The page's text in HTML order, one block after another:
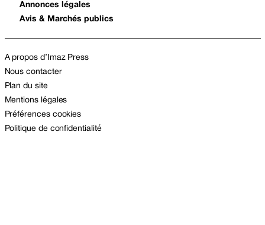
Annonces légales
Avis & Marchés publics
A propos d’Imaz Press
Nous contacter
Plan du site
Mentions légales
Préférences cookies
Politique de confidentialité